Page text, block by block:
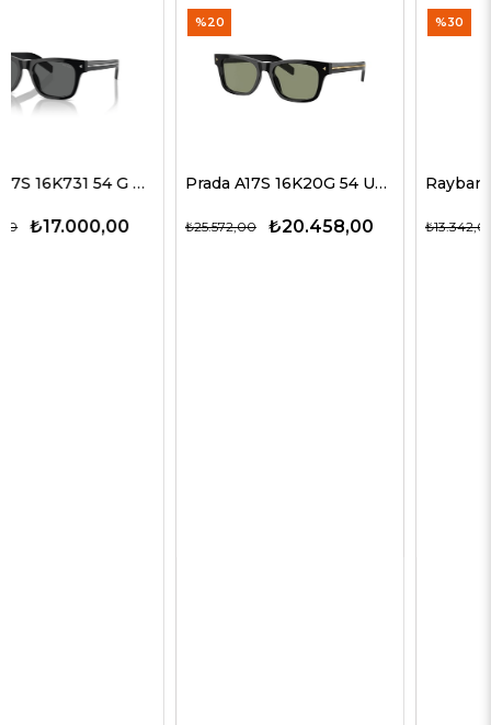
Prada A17S 16K20G 54 Unisex Güneş Gözlükleri
₺20.458,00
₺25.572,00
Rayban 4547 601/58 60 Erkek Güneş Gözlükleri
₺9.339,00
₺13.342,00